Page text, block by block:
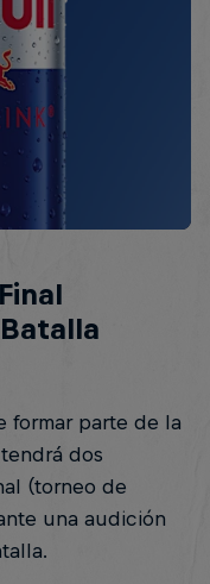
formar parte de la
dos
(torneo de
una audición